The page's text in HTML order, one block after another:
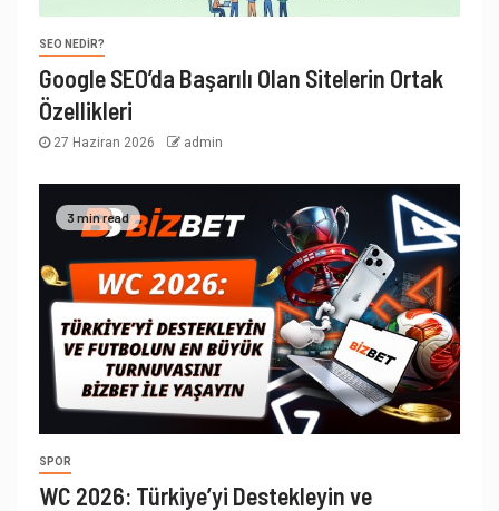
SEO NEDIR?
Google SEO’da Başarılı Olan Sitelerin Ortak
Özellikleri
27 Haziran 2026 admin
3 min read
SPOR
WC 2026: Türkiye’yi Destekleyin ve